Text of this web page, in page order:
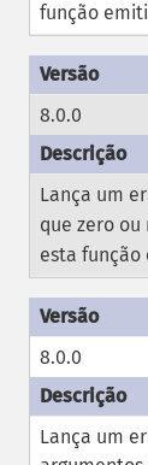
função
8.0.0
Lança um
que zero ou
esta função
8.0.0
Lança um